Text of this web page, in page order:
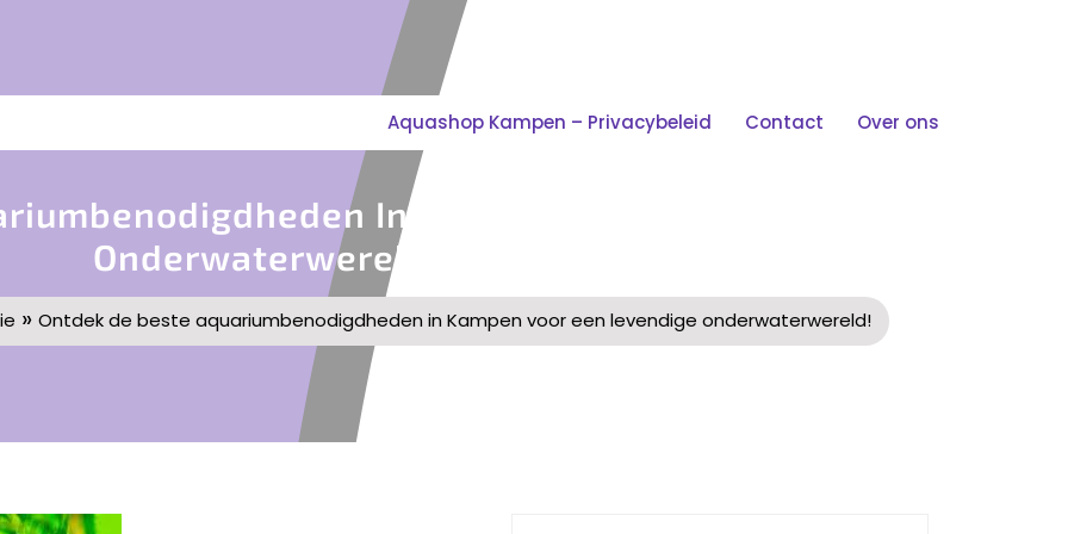
Aquashop Kampen – Privacybeleid Contact Over ons
In Kampen Voor Een Levendige
Onderwaterwereld!
» Ontdek de beste aquariumbenodigdheden in Kampen voor een levendige onderwaterwereld!